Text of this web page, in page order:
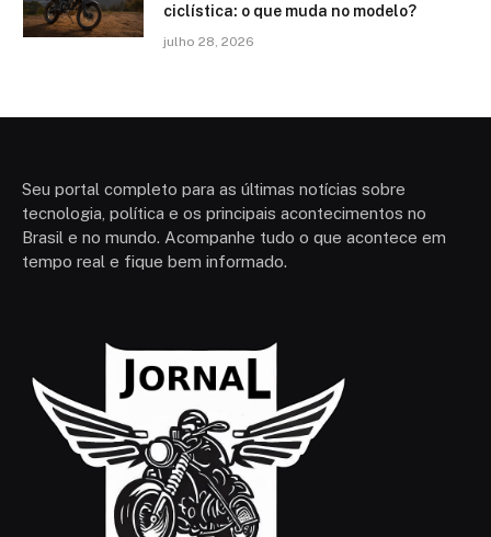
ciclística: o que muda no modelo?
julho 28, 2026
Seu portal completo para as últimas notícias sobre
tecnologia, política e os principais acontecimentos no
Brasil e no mundo. Acompanhe tudo o que acontece em
tempo real e fique bem informado.